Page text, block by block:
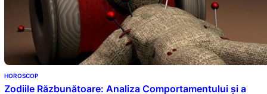
HOROSCOP
Zodiile Răzbunătoare: Analiza Comportamentului și a